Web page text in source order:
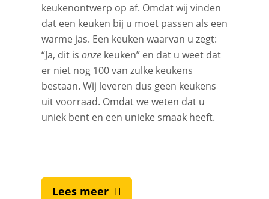
keukenontwerp op af. Omdat wij vinden
dat een keuken bij u moet passen als een
warme jas. Een keuken waarvan u zegt:
“Ja, dit is onze keuken” en dat u weet dat
er niet nog 100 van zulke keukens
bestaan. Wij leveren dus geen keukens
uit voorraad. Omdat we weten dat u
uniek bent en een unieke smaak heeft.
Lees meer